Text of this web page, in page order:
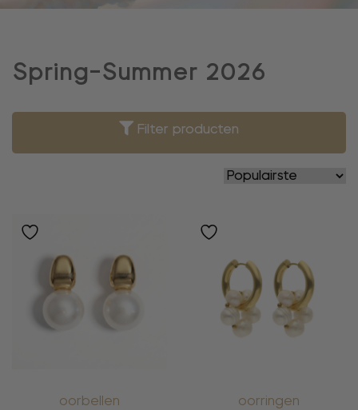
Spring-Summer 2026
Filter producten
oorbellen
oorringen